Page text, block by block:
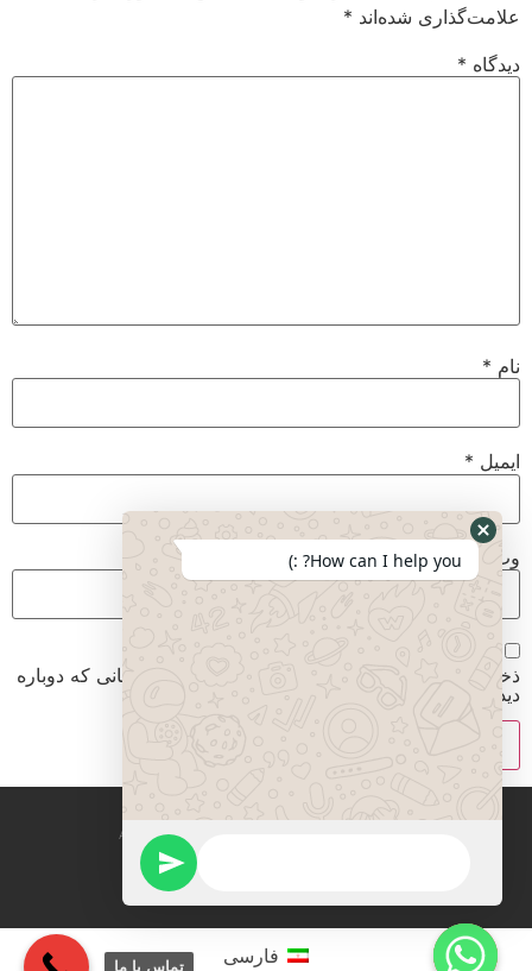
علامت‌گذاری شده‌اند *
دیدگاه *
نام *
ایمیل *
وب‌ سایت
ذخیره نام، ایمیل و وبسایت من در مرورگر برای زمانی که دوباره
دیدگاهی می‌نویسم.
All rights reserved mirzadegan immigration
تماس با ما فارسی
How can I help you? :)